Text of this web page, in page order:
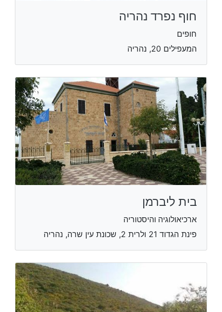
חוף נפרד נהריה
חופים
המעפילים 20, נהריה
בית ליברמן
ארכיאולוגיה והיסטוריה
פינת הגדוד 21 ולרית 2, שכונת עין שרה, נהריה